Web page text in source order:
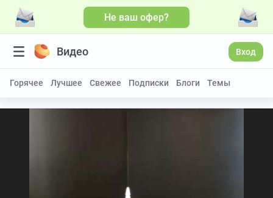
Не ваш офер?
Видео Вход
Горячее Лучшее Свежее Подписки Блоги Темы